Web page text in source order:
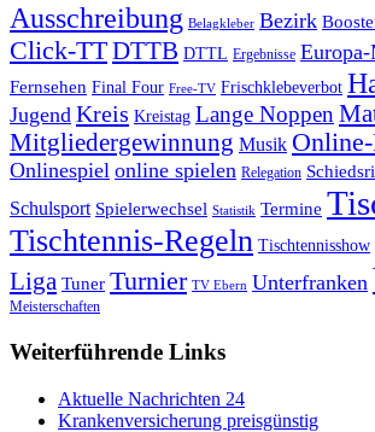
Ausschreibung Belagkleber Bezirk
Click-TTDTTB DTTL Ergebnisse
Fernsehen Final Four Free-TV Frischklebeverbot
Jugend Kreis Kreistag Lange Noppen
Mitgliedergewinnung Musik
Onlinespiel online spielen Relegation
Schulsport Spielerwechsel Statistik Termine
Tischtennis-Regeln Tischtennisshow
Liga Tuner Turnier TV Ebern Unterfranken
Meisterschaften
Weiterführende Links
Aktuelle Nachrichten 24
Krankenversicherung preisgünstig